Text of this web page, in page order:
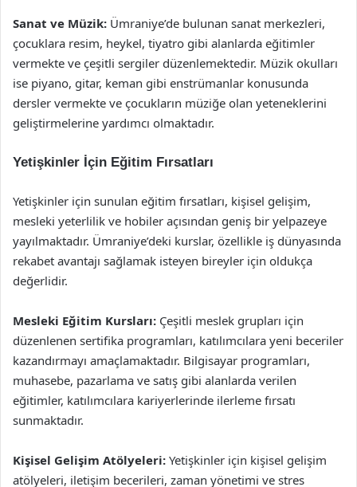
Sanat ve Müzik: Ümraniye’de bulunan sanat merkezleri,
çocuklara resim, heykel, tiyatro gibi alanlarda eğitimler
vermekte ve çeşitli sergiler düzenlemektedir. Müzik okulları
ise piyano, gitar, keman gibi enstrümanlar konusunda
dersler vermekte ve çocukların müziğe olan yeteneklerini
geliştirmelerine yardımcı olmaktadır.
Yetişkinler İçin Eğitim Fırsatları
Yetişkinler için sunulan eğitim fırsatları, kişisel gelişim,
mesleki yeterlilik ve hobiler açısından geniş bir yelpazeye
yayılmaktadır. Ümraniye’deki kurslar, özellikle iş dünyasında
rekabet avantajı sağlamak isteyen bireyler için oldukça
değerlidir.
Mesleki Eğitim Kursları: Çeşitli meslek grupları için
düzenlenen sertifika programları, katılımcılara yeni beceriler
kazandırmayı amaçlamaktadır. Bilgisayar programları,
muhasebe, pazarlama ve satış gibi alanlarda verilen
eğitimler, katılımcılara kariyerlerinde ilerleme fırsatı
sunmaktadır.
Kişisel Gelişim Atölyeleri: Yetişkinler için kişisel gelişim
atölyeleri, iletişim becerileri, zaman yönetimi ve stres